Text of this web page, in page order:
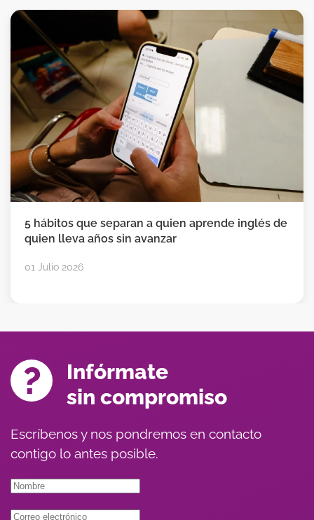
5 hábitos que separan a quien aprende inglés de
quien lleva años sin avanzar
01 Julio 2026
Infórmate
sin compromiso
Escríbenos y nos pondremos en contacto
contigo lo antes posible.